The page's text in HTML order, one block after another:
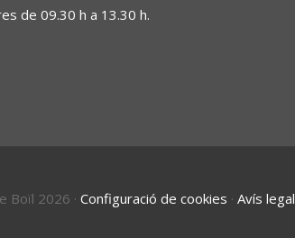
de 09.30 h a 13.30 h.
Boïl 2026 · Configuració de cookies · Avís legal